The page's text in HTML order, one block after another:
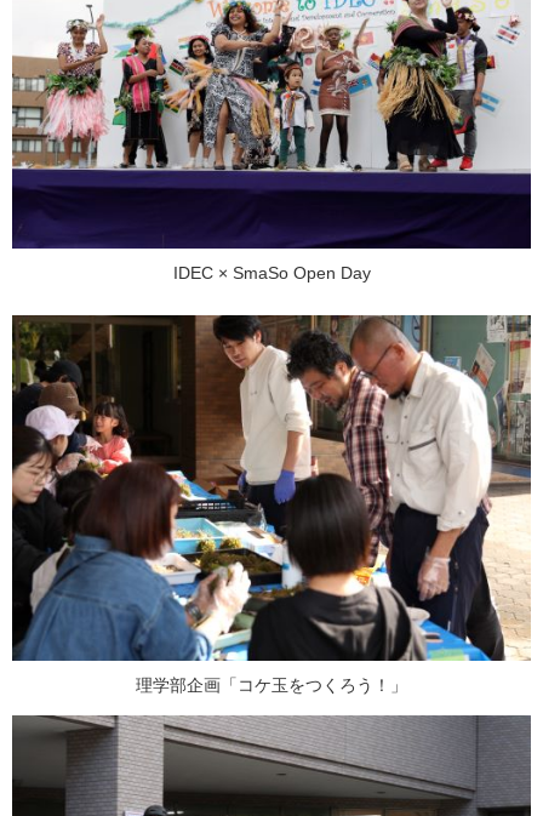
IDEC × SmaSo Open Day
理学部企画「コケ玉をつくろう！」